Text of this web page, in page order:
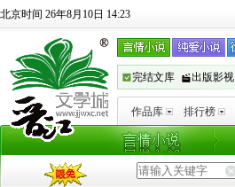
北京时间 26年8月10日 14:23
完结文库 出版影视
作品库 排行榜